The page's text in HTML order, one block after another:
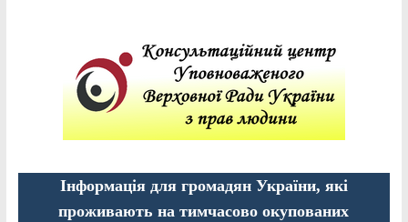
Інформація для громадян України, які
проживають на тимчасово окупованих